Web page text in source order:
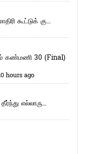
கூட்டுக் கு...
கண்மணி 30 (Final)
hours ago
எல்லாரு...